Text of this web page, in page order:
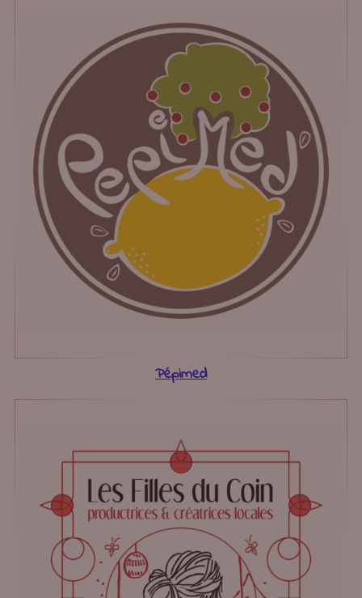
Pépimed